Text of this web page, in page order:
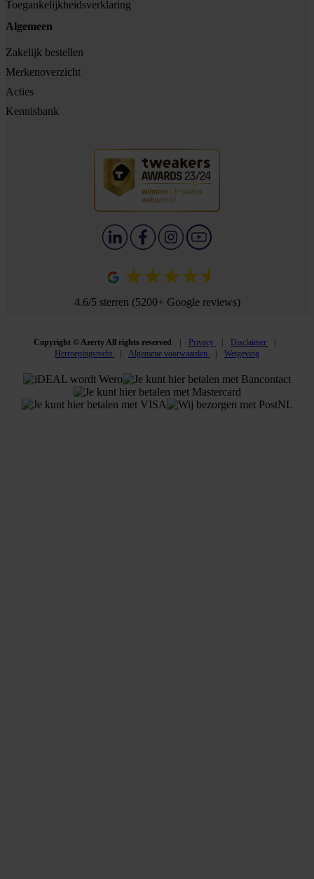
Toegankelijkheidsverklaring
Algemeen
Zakelijk bestellen
Merkenoverzicht
Acties
Kennisbank
4.6/5 sterren (5200+ Google reviews)
Copyright © Azerty All rights reserved Privacy
Disclaimer
Herroepingsrecht
Algemene voorwaarden Wetgeving